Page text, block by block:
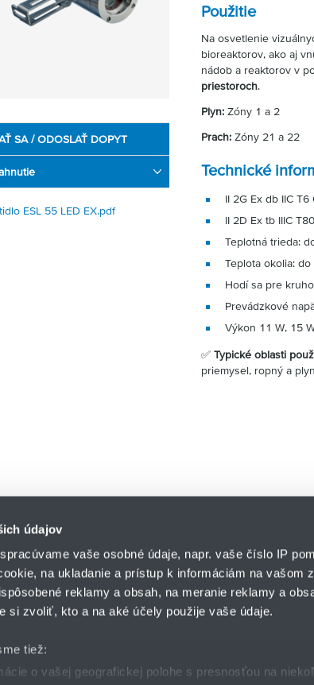
údajov
spracúvame vaše osobné údaje, napr. vaše číslo IP
na ukladanie a prístup k informáciám na vašom
reklamy a obsah, na meranie reklamy a
si zvoliť, kto a na aké účely použije vaše údaje.
tiež:
o vašej geografickej polohe s presnosťou na
SA / ODOSLAŤ DOPYT
ESL 55 LED EX.pdf
Použitie
Na osvetlenie
bioreaktorov, ako aj
nádob a reaktorov v
priestoroch.
Plyn: Zóny 1 a 2
Prach: Zóny 21 a 22
Technické
II 2G Ex db IIC T6
II 2D Ex tb IIIC
Teplotná trieda:
Teplota okolia: do
Hodí sa pre
Prevádzkové
Výkon 11 W, 15
✅ Typické oblasti
priemysel, ropný a
HENNLICH s.r.o.
Košťany nad